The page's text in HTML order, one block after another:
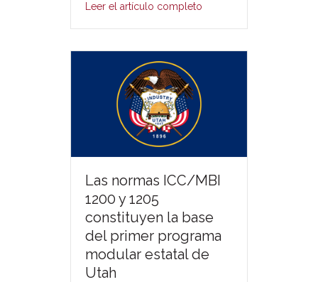
Leer el artículo completo
Las normas ICC/MBI
1200 y 1205
constituyen la base
del primer programa
modular estatal de
Utah